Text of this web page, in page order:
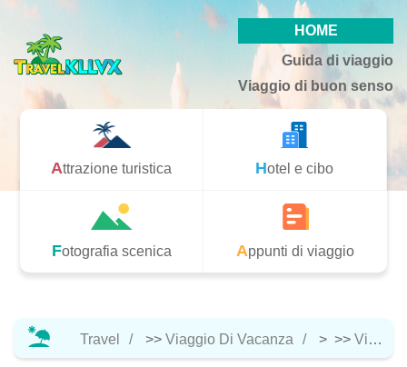
HOME
Guida di viaggio
Viaggio di buon senso
Attrazione turistica Hotel e cibo
Fotografia scenica Appunti di viaggio
Travel >> Viaggio Di Vacanza > >> Viaggio Di Buon Senso